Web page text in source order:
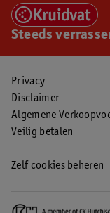
Steeds
Privacy
Disclaimer
Algemene
Veilig betalen
Zelf cookies beheren